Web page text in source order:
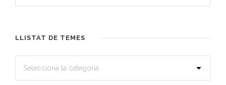
LLISTAT DE TEMES